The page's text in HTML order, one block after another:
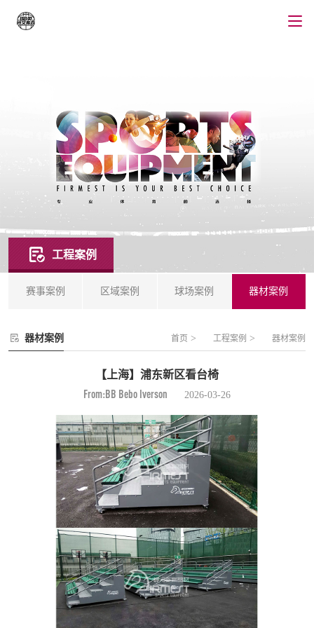
工程案例
赛事案例 区域案例 球场案例 器材案例
器材案例 首页 > 工程案例 > 器材案例
【上海】浦东新区看台椅
From:BB Bebo Iverson 2026-03-26